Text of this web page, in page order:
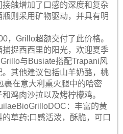
触增加了口感的深度和复杂
则采用矿物驱动，并具有明
，Grillo超额交付了此价格。
捉西西里的阳光，欢迎夏季
与Busiate搭配Trapani风
其他建议包括山羊奶酪，桃
裹在意大利熏火腿中的哈密
鸡肉沙拉以及烤柠檬鸡。
：丰富的黄
草药;口感活泼，酥脆，可口